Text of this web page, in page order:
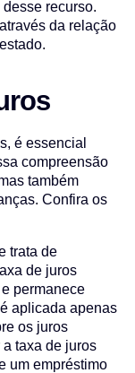
recurso.
da relação
é essencial
compreensão
também
Confira os
trata de
de juros
permanece
aplicada apenas
os juros
taxa de juros
um empréstimo